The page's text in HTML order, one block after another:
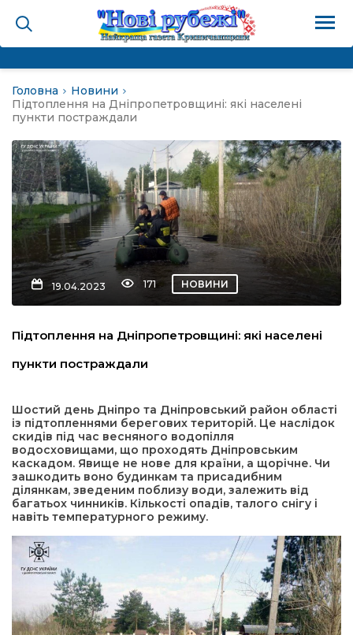
громада
не буває
Відповідаємо
Головна
Новини
Підтоплення на Дніпропетровщині: які населені
пункти постраждали
19.04.2023 171 НОВИНИ
Підтоплення на Дніпропетровщині: які населені
пункти постраждали
Шостий день Дніпро та Дніпровський район області
із підтопленнями берегових територій. Це наслідок
скидів під час весняного водопілля
водосховищами, що проходять Дніпровським
каскадом. Явище не нове для країни, а щорічне. Чи
зашкодить воно будинкам та присадибним
ділянкам, зведеним поблизу води, залежить від
багатьох чинників. Кількості опадів, талого снігу і
навіть температурного режиму.